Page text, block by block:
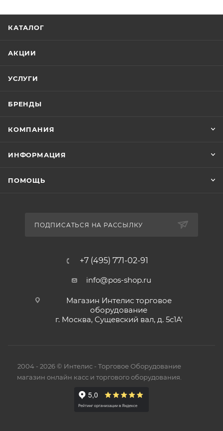
КАТАЛОГ
АКЦИИ
УСЛУГИ
БРЕНДЫ
КОМПАНИЯ
ИНФОРМАЦИЯ
ПОМОЩЬ
ПОДПИСАТЬСЯ НА РАССЫЛКУ
+7 (495) 771-02-91
info@pos-shop.ru
Магазин Интелис торговое
оборудование
г. Москва, Сущевский вал, д. 5с1А'
2004 - 2026 © Интелис - Торговое Оборудование
магазин онлайн касс и торгового оборудования.